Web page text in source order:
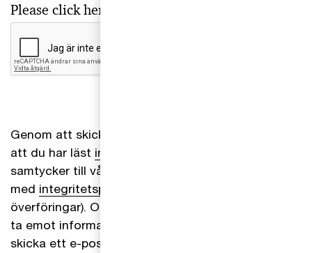
Please click here
Genom att skicka in din e-postadress bekräftar du
att du har läst integritetspolicyn
samtycker till vår behandling av data i enlighet
med integritetspolicyn
överföringar). Om du ändrar dig och inte längre vill
ta emot information från oss kan du närsomhelst
skicka ett e-postmeddelande via sidan